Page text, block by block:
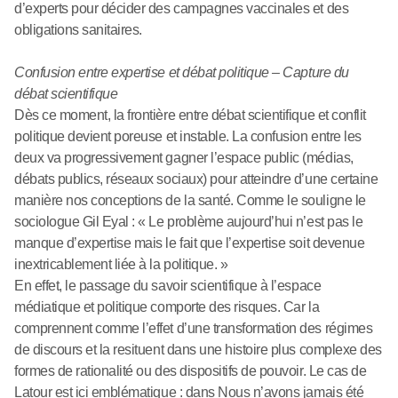
d’experts pour décider des campagnes vaccinales et des
obligations sanitaires.
Confusion entre expertise et débat politique – Capture du
débat scientifique
Dès ce moment, la frontière entre débat scientifique et conflit
politique devient poreuse et instable. La confusion entre les
deux va progressivement gagner l’espace public (médias,
débats publics, réseaux sociaux) pour atteindre d’une certaine
manière nos conceptions de la santé. Comme le souligne le
sociologue Gil Eyal : « Le problème aujourd’hui n’est pas le
manque d’expertise mais le fait que l’expertise soit devenue
inextricablement liée à la politique. »
En effet, le passage du savoir scientifique à l’espace
médiatique et politique comporte des risques. Car la
comprennent comme l’effet d’une transformation des régimes
de discours et la resituent dans une histoire plus complexe des
formes de rationalité ou des dispositifs de pouvoir. Le cas de
Latour est ici emblématique : dans Nous n’avons jamais été